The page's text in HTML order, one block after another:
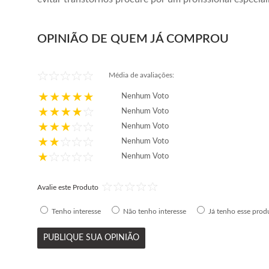
OPINIÃO DE QUEM JÁ COMPROU
Média de avaliações:
Nenhum Voto
Nenhum Voto
Nenhum Voto
Nenhum Voto
Nenhum Voto
Avalie este Produto
Tenho interesse Não tenho interesse Já tenho esse
PUBLIQUE SUA OPINIÃO